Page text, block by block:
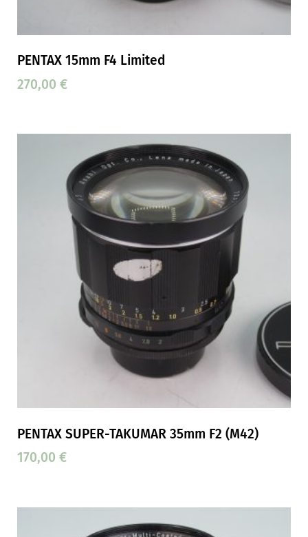
PENTAX 15mm F4 Limited
270,00 €
PENTAX SUPER-TAKUMAR 35mm F2 (M42)
170,00 €